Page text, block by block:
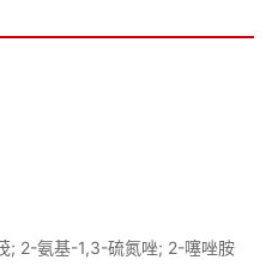
; 2-氨基-1,3-硫氮唑; 2-噻唑胺